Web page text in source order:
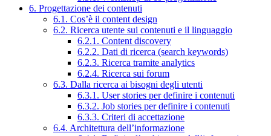
6. Progettazione dei contenuti
6.1. Cos’è il content design
6.2. Ricerca utente sui contenuti e il linguaggio
6.2.1. Content discovery
6.2.2. Dati di ricerca (search keywords)
6.2.3. Ricerca tramite analytics
6.2.4. Ricerca sui forum
6.3. Dalla ricerca ai bisogni degli utenti
6.3.1. User stories per definire i contenuti
6.3.2. Job stories per definire i contenuti
6.3.3. Criteri di accettazione
6.4. Architettura dell’informazione